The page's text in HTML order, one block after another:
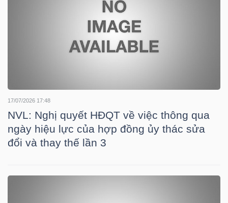
17/07/2026 17:48
NVL: Nghị quyết HĐQT về việc thông qua
ngày hiệu lực của hợp đồng ủy thác sửa
đổi và thay thế lần 3
TÀI
CHÍNH
CÔNG